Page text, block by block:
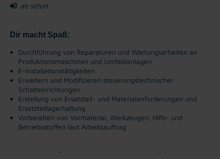
ab sofort
Dir macht Spaß:
Durchführung von Reparaturen und Wartungsarbeiten an
Produktionsmaschinen und Umfeldanlagen
E-Installationstätigkeiten
Erweitern und Modifizieren steuerungstechnischer
Schalteinrichtungen
Erstellung von Ersatzteil- und Materialanforderungen und
Ersatzteillagerhaltung
Vorbereiten von Vormaterial, Werkzeugen, Hilfs- und
Betriebsstoffen laut Arbeitsauftrag